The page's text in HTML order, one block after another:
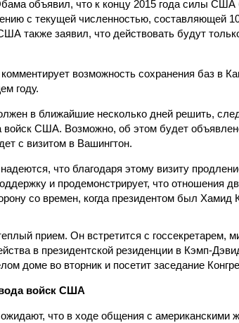
объявил, что к концу 2015 года силы
с текущей численностью, составляющей
также заявил, что действовать будут
возможность сохранения баз в
году.
в ближайшие несколько дней решить,
войск США. Возможно, об этом будет
с визитом в Вашингтон.
что благодаря этому визиту
и продемонстрирует, что отношения
со времен, когда президентом был Хамид
прием. Он встретится с госсекретарем,
в президентской резиденции в Кэмп-
доме во вторник и посетит заседание
войск США
что в ходе общения с американскими